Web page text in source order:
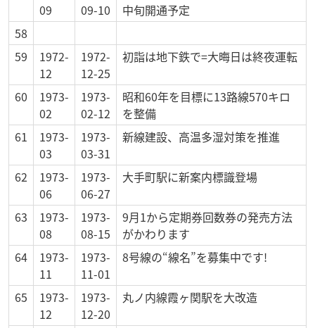
09
09-10
中旬開通予定
58
59
1972-
12
1972-
12-25
初詣は地下鉄で=大晦日は終夜運転
60
1973-
02
1973-
02-12
昭和60年を目標に13路線570キロ
を整備
61
1973-
03
1973-
03-31
新線建設、高温多湿対策を推進
62
1973-
06
1973-
06-27
大手町駅に新案内標識登場
63
1973-
08
1973-
08-15
9月1から定期券回数券の発売方法
がかわります
64
1973-
11
1973-
11-01
8号線の“線名”を募集中です!
65
1973-
12
1973-
12-20
丸ノ内線霞ヶ関駅を大改造